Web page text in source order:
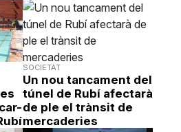
SOCIETAT
Un nou tancament del
túnel de Rubí afectarà
de ple el trànsit de
mercaderies